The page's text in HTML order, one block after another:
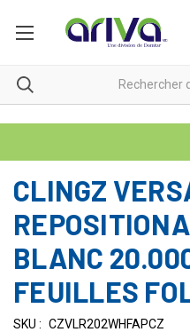
CLINGZ
BLANC
FEUILLES
SKU : CZVLR202WHFAPCZ